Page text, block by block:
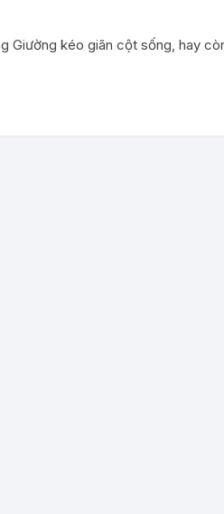
Giường kéo giãn cột sống, hay